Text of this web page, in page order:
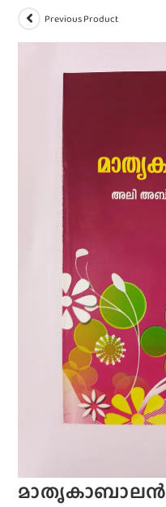
Previous Product
മാതൃകാബാലൻ